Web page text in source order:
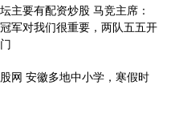
主要有配资炒股 马竞主席：
军对我们很重要，两队五五开
网 安徽多地中小学，寒假时